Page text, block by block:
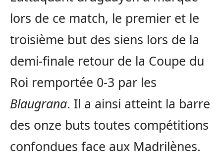
lors de ce match, le premier et le
troisième but des siens lors de la
demi-finale retour de la Coupe du
Roi remportée 0-3 par les
Blaugrana. Il a ainsi atteint la barre
des onze buts toutes compétitions
confondues face aux Madrilènes.